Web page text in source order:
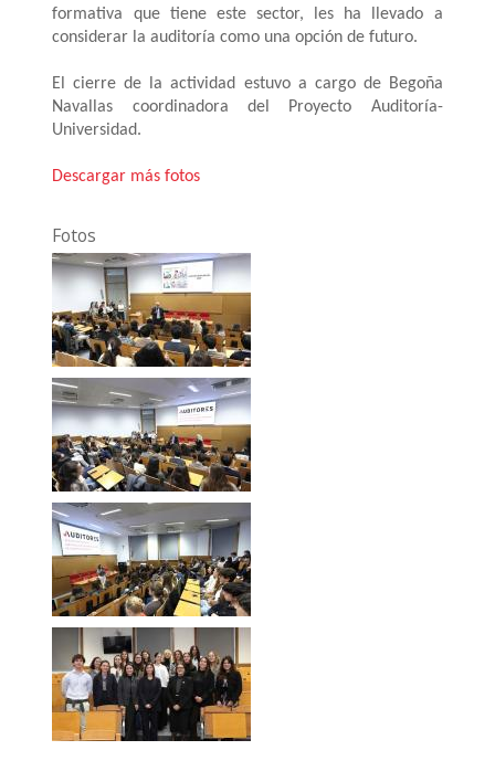
formativa que tiene este sector, les ha llevado a
considerar la auditoría como una opción de futuro.
El cierre de la actividad estuvo a cargo de Begoña
Navallas coordinadora del Proyecto Auditoría-
Universidad.
Descargar más fotos
Fotos